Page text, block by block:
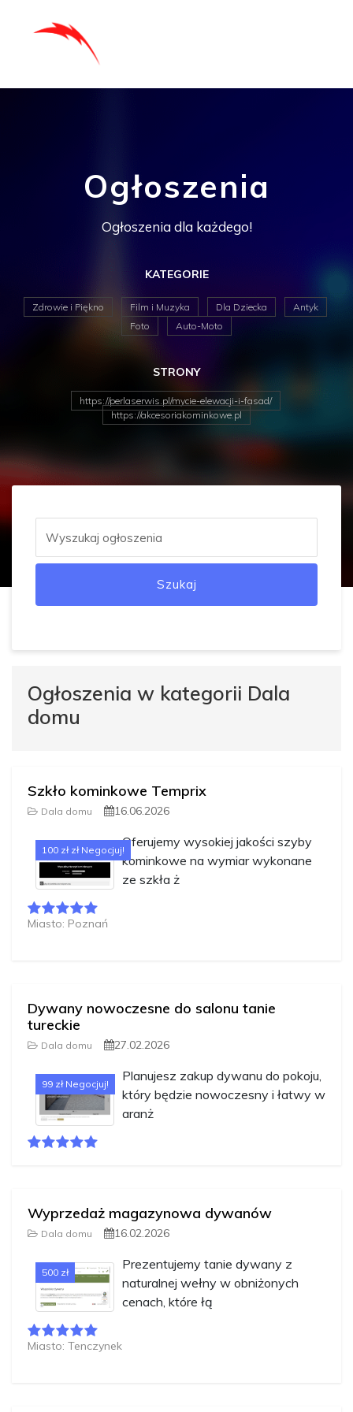
Ogłoszenia
Ogłoszenia dla każdego!
KATEGORIE
Zdrowie i Piękno Film i Muzyka Dla Dziecka
Antyk
Foto
Auto-Moto
STRONY
https://perlaserwis.pl/mycie-elewacji-i-fasad/
https://akcesoriakominkowe.pl
Szukaj
Ogłoszenia w kategorii Dala
domu
Szkło kominkowe Temprix
Dala domu 16.06.2026
100 zł zł Negocjuj!
Oferujemy wysokiej jakości szyby
kominkowe na wymiar wykonane
ze szkła ż
Miasto: Poznań
Dywany nowoczesne do salonu tanie
tureckie
Dala domu 27.02.2026
99 zł Negocjuj!
Planujesz zakup dywanu do pokoju,
który będzie nowoczesny i łatwy w
aranż
Wyprzedaż magazynowa dywanów
Dala domu 16.02.2026
500 zł
Prezentujemy tanie dywany z
naturalnej wełny w obniżonych
cenach, które łą
Miasto: Tenczynek